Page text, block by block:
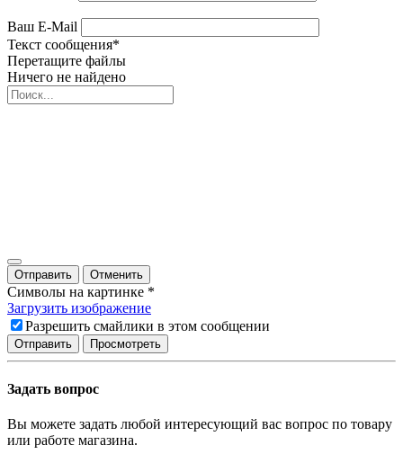
Ваш E-Mail
Текст сообщения*
Перетащите файлы
Ничего не найдено
Отправить Отменить
Символы на картинке *
Загрузить изображение
Разрешить смайлики в этом сообщении
Задать вопрос
Вы можете задать любой интересующий вас вопрос по товару
или работе магазина.